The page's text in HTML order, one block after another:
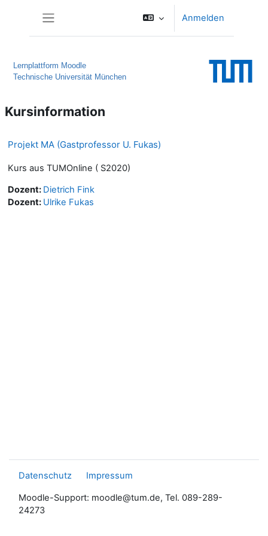
Anmelden
Lernplattform Moodle
Technische Universität München
Kursinformation
Projekt MA (Gastprofessor U. Fukas)
Kurs aus TUMOnline ( S2020)
Dozent: Dietrich Fink
Dozent: Ulrike Fukas
Datenschutz Impressum
Moodle-Support: moodle@tum.de, Tel. 089-289-
24273